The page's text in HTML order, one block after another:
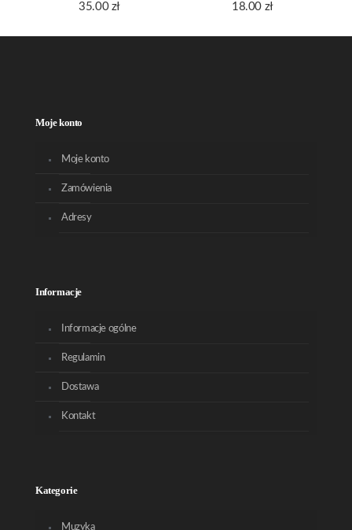
35.00 zł
18.00 zł
Moje konto
Moje konto
Zamówienia
Adresy
Informacje
Informacje ogólne
Regulamin
Dostawa
Kontakt
Kategorie
Muzyka